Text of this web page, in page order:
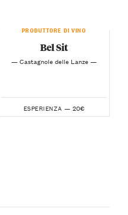
PRODUTTORE DI VINO
Bel Sit
— Castagnole delle Lanze —
ESPERIENZA — 20€